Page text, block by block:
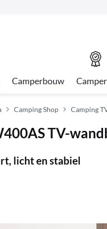
Camperbouw
Camping Shop Camping
TV-
licht en stabiel